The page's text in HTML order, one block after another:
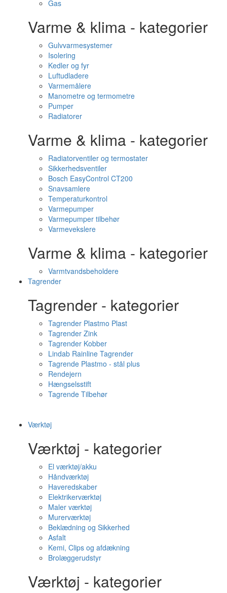
Gas
Varme & klima - kategorier
Gulvvarmesystemer
Isolering
Kedler og fyr
Luftudladere
Varmemålere
Manometre og termometre
Pumper
Radiatorer
Varme & klima - kategorier
Radiatorventiler og termostater
Sikkerhedsventiler
Bosch EasyControl CT200
Snavsamlere
Temperaturkontrol
Varmepumper
Varmepumper tilbehør
Varmevekslere
Varme & klima - kategorier
Varmtvandsbeholdere
Tagrender
Tagrender - kategorier
Tagrender Plastmo Plast
Tagrender Zink
Tagrender Kobber
Lindab Rainline Tagrender
Tagrende Plastmo - stål plus
Rendejern
Hængselsstift
Tagrende Tilbehør
Værktøj
Værktøj - kategorier
El værktøj/akku
Håndværktøj
Haveredskaber
Elektrikerværktøj
Maler værktøj
Murerværktøj
Beklædning og Sikkerhed
Asfalt
Kemi, Clips og afdækning
Brolæggerudstyr
Værktøj - kategorier